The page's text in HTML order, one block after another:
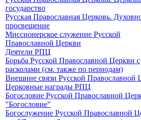
государство
Русская Православная Церковь.
просвещение
Миссионерское служение Русской
Православной Церкви
Деятели РПЦ
Борьба Русской Православной Церкви с
расколами (см. также по периодам)
Внешние связи Русской Православной
Церковные награды РПЦ
Богословие Русской Православной
"Богословие"
Богослужение Русской Православной